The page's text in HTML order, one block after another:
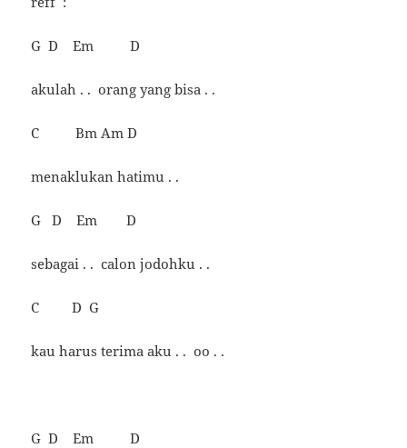
G D Em D
akulah . . orang yang bisa . .
C Bm Am D
menaklukan hatimu . .
G D Em D
sebagai . . calon jodohku . .
C D G
kau harus terima aku . . oo . .
G D Em D